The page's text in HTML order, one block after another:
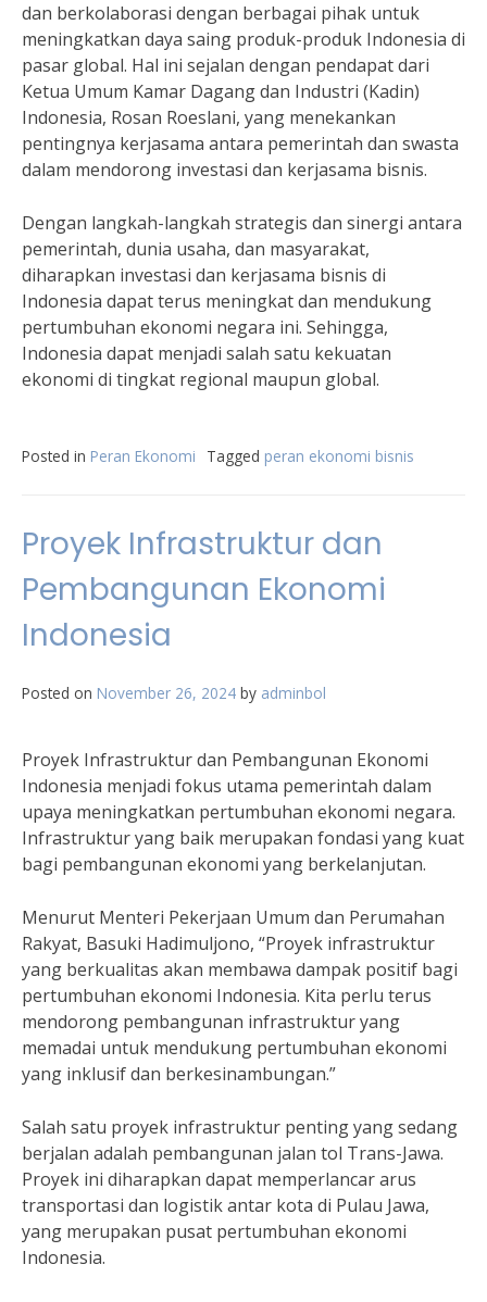
dan berkolaborasi dengan berbagai pihak untuk
meningkatkan daya saing produk-produk Indonesia di
pasar global. Hal ini sejalan dengan pendapat dari
Ketua Umum Kamar Dagang dan Industri (Kadin)
Indonesia, Rosan Roeslani, yang menekankan
pentingnya kerjasama antara pemerintah dan swasta
dalam mendorong investasi dan kerjasama bisnis.
Dengan langkah-langkah strategis dan sinergi antara
pemerintah, dunia usaha, dan masyarakat,
diharapkan investasi dan kerjasama bisnis di
Indonesia dapat terus meningkat dan mendukung
pertumbuhan ekonomi negara ini. Sehingga,
Indonesia dapat menjadi salah satu kekuatan
ekonomi di tingkat regional maupun global.
Posted in Peran Ekonomi Tagged peran ekonomi bisnis
Proyek Infrastruktur dan
Pembangunan Ekonomi
Indonesia
Posted on November 26, 2024 by adminbol
Proyek Infrastruktur dan Pembangunan Ekonomi
Indonesia menjadi fokus utama pemerintah dalam
upaya meningkatkan pertumbuhan ekonomi negara.
Infrastruktur yang baik merupakan fondasi yang kuat
bagi pembangunan ekonomi yang berkelanjutan.
Menurut Menteri Pekerjaan Umum dan Perumahan
Rakyat, Basuki Hadimuljono, “Proyek infrastruktur
yang berkualitas akan membawa dampak positif bagi
pertumbuhan ekonomi Indonesia. Kita perlu terus
mendorong pembangunan infrastruktur yang
memadai untuk mendukung pertumbuhan ekonomi
yang inklusif dan berkesinambungan.”
Salah satu proyek infrastruktur penting yang sedang
berjalan adalah pembangunan jalan tol Trans-Jawa.
Proyek ini diharapkan dapat memperlancar arus
transportasi dan logistik antar kota di Pulau Jawa,
yang merupakan pusat pertumbuhan ekonomi
Indonesia.